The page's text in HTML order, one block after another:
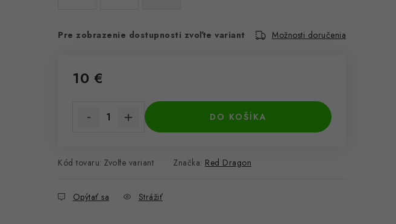
Pre zobrazenie dostupnosti zvoľte variant Možnosti doručenia
10 €
DO KOŠÍKA
Kód tovaru: Zvoľte variant Značka: Red Dragon
Opýtať sa Strážiť